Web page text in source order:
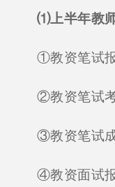
⑴上半年教
①教资笔试
②教资笔试
③教资笔试
④教资面试